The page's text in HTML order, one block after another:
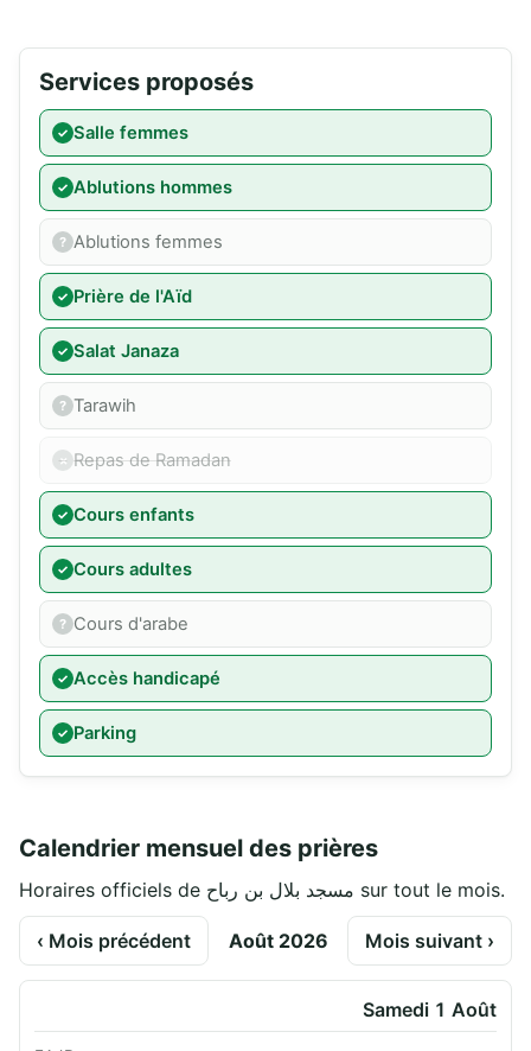
Services proposés
Salle femmes
Ablutions hommes
Ablutions femmes
Prière de l'Aïd
Salat Janaza
Tarawih
Repas de Ramadan
Cours enfants
Cours adultes
Cours d'arabe
Accès handicapé
Parking
Calendrier mensuel des prières
Horaires officiels de مسجد بلال بن رباح sur tout le mois.
‹ Mois précédent Août 2026 Mois suivant ›
Samedi 1 Août